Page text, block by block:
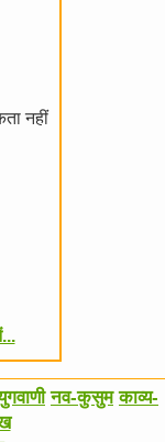
नहीं
नव-कुसुम काव्य-